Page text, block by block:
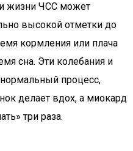
жизни ЧСС может
высокой отметки до
кормления или плача
сна. Эти колебания и
процесс,
делает вдох, а миокард
три раза.